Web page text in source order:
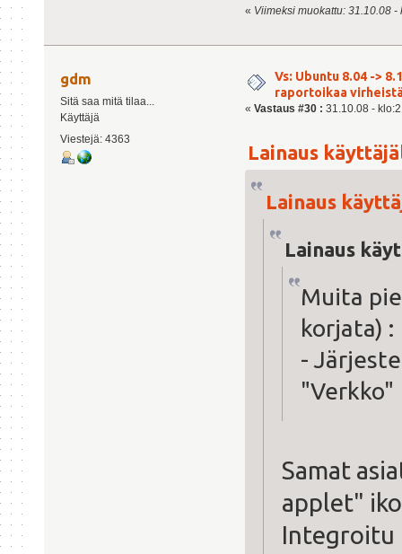
« Viimeksi muokattu: 31.10.08
gdm
Sitä saa mitä tilaa...
Käyttäjä
Viestejä: 4363
Vs: Ubuntu 8.04 ->
raportoikaa
« Vastaus #30 : 31.10.08 -
Lainaus
Lainaus
Lainaus
Muita
korjata) :
-
"Verkko"
Samat
applet"
Integroitu